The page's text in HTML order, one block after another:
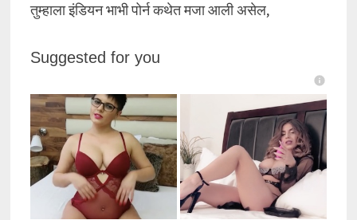
तुम्हाला इंडियन भाभी पोर्न कथेत मजा आली असेल,
Suggested for you